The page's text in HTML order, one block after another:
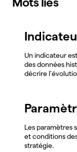
Un indicateur
des données
décrire
Les paramètres
et conditions
stratégie.